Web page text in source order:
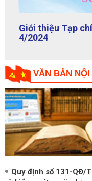
VĂN BẢN
Quy định số 131-QĐ/
về kiểm soát quyền lực,
trong công tác kiểm tra,
trong hoạt động thanh
của người có chức vụ,